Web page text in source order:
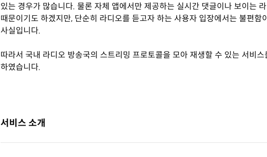
있는 경우가 많습니다. 물론 자체 앱에서만 제공하는 실시간 댓글이나 보이는
때문이기도 하겠지만, 단순히 라디오를 듣고자 하는 사용자 입장에서는 불편함
사실입니다.
따라서 국내 라디오 방송국의 스트리밍 프로토콜을 모아 재생할 수 있는 서비
하였습니다.
서비스 소개